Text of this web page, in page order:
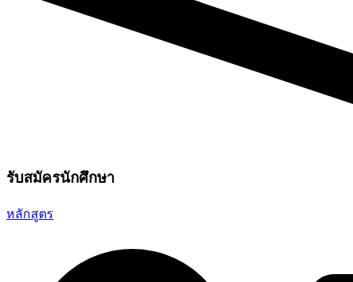
รับสมัครนักศึกษา
หลักสูตร